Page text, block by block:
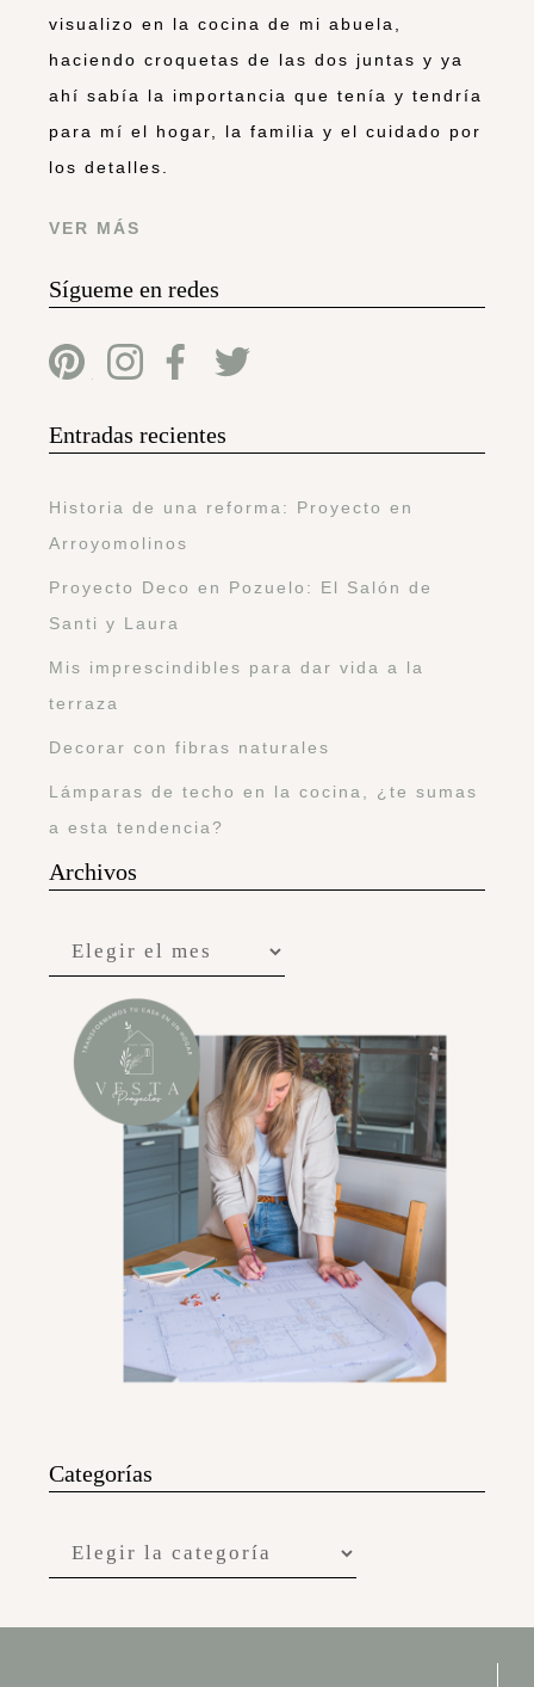
visualizo en la cocina de mi abuela,
haciendo croquetas de las dos juntas y ya
ahí sabía la importancia que tenía y tendría
para mí el hogar, la familia y el cuidado por
los detalles.
VER MÁS
Sígueme en redes
Entradas recientes
Historia de una reforma: Proyecto en
Arroyomolinos
Proyecto Deco en Pozuelo: El Salón de
Santi y Laura
Mis imprescindibles para dar vida a la
terraza
Decorar con fibras naturales
Lámparas de techo en la cocina, ¿te sumas
a esta tendencia?
Archivos
Categorías